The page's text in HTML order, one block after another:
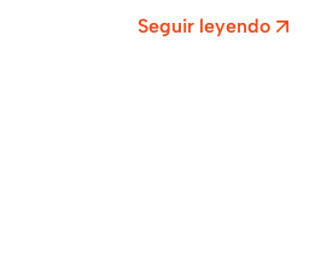
energética en sus instalaciones
Seguir leyendo